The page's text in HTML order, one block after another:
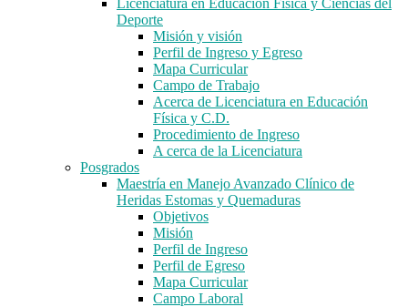
Licenciatura en Educación Física y Ciencias del
Deporte
Misión y visión
Perfil de Ingreso y Egreso
Mapa Curricular
Campo de Trabajo
Acerca de Licenciatura en Educación
Física y C.D.
Procedimiento de Ingreso
A cerca de la Licenciatura
Posgrados
Maestría en Manejo Avanzado Clínico de
Heridas Estomas y Quemaduras
Objetivos
Misión
Perfil de Ingreso
Perfil de Egreso
Mapa Curricular
Campo Laboral